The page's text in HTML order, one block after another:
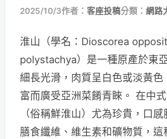
2025/10/3作者： 客座投稿分類： 網路
淮山（學名：Dioscorea
polystachya）是一種原產於東
細長光滑，肉質呈白色或淡黃
富而廣受亞洲菜餚青睞。 在中
（俗稱鮮淮山）尤為珍貴，口
膳食纖維、維生素和礦物質，